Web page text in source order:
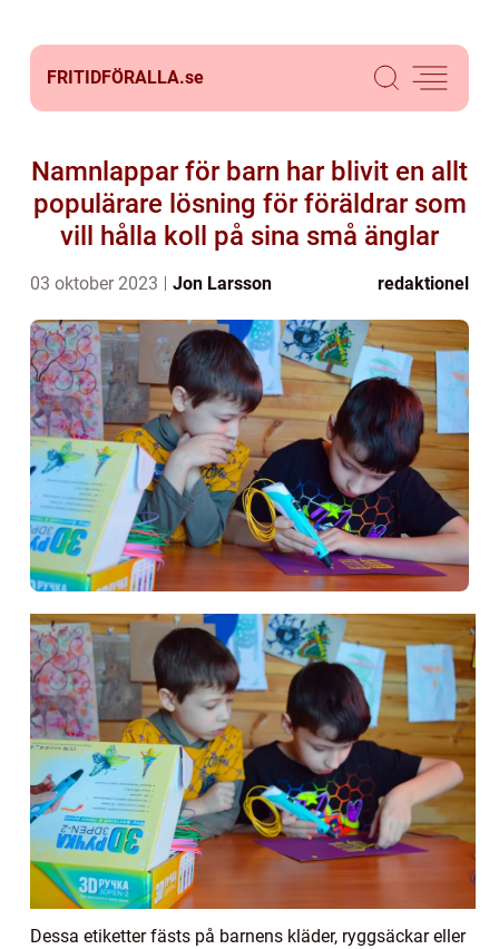
FRITIDFÖRALLA.se
Namnlappar för barn har blivit en allt
populärare lösning för föräldrar som
vill hålla koll på sina små änglar
03 oktober 2023 Jon Larsson redaktionel
Dessa etiketter fästs på barnens kläder, ryggsäckar eller